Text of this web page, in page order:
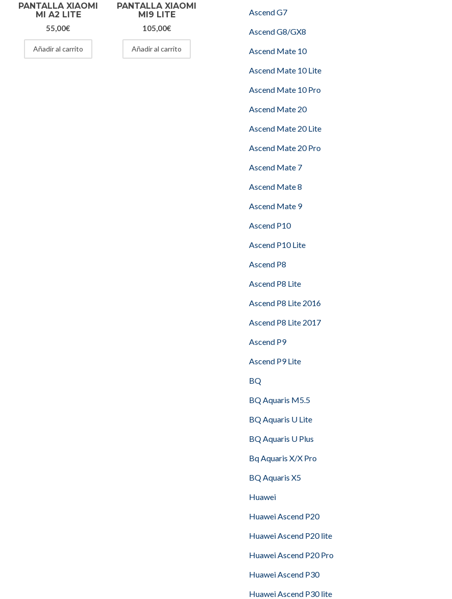
PANTALLA XIAOMI
MI A2 LITE
55,00€
Añadir al carrito
PANTALLA XIAOMI
MI9 LITE
105,00€
Añadir al carrito
Ascend G7
Ascend G8/GX8
Ascend Mate 10
Ascend Mate 10 Lite
Ascend Mate 10 Pro
Ascend Mate 20
Ascend Mate 20 Lite
Ascend Mate 20 Pro
Ascend Mate 7
Ascend Mate 8
Ascend Mate 9
Ascend P10
Ascend P10 Lite
Ascend P8
Ascend P8 Lite
Ascend P8 Lite 2016
Ascend P8 Lite 2017
Ascend P9
Ascend P9 Lite
BQ
BQ Aquaris M5.5
BQ Aquaris U Lite
BQ Aquaris U Plus
Bq Aquaris X/X Pro
BQ Aquaris X5
Huawei
Huawei Ascend P20
Huawei Ascend P20 lite
Huawei Ascend P20 Pro
Huawei Ascend P30
Huawei Ascend P30 lite